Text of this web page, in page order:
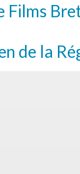
Films
de la